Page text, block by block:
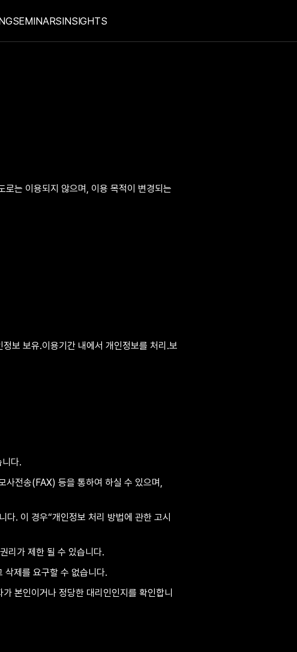
는 이용되지 않으며, 이용 목적이 변경되는
보 보유․이용기간 내에서 개인정보를 처리․보
다.
사전송(FAX) 등을 통하여 하실 수 있으며,
. 이 경우“개인정보 처리 방법에 관한 고시
리가 제한 될 수 있습니다.
제를 요구할 수 없습니다.
본인이거나 정당한 대리인인지를 확인합니
SEMINARSINSIGHTS